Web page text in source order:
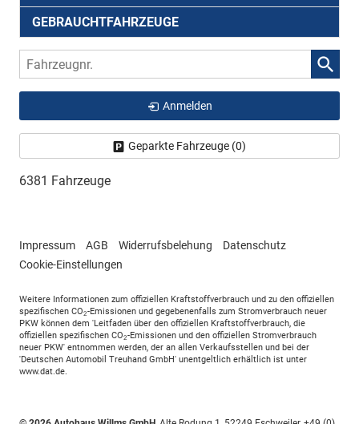
GEBRAUCHTFAHRZEUGE
Fahrzeugnr.
Anmelden
Geparkte Fahrzeuge (0)
6381 Fahrzeuge
Impressum AGB Widerrufsbelehung
Datenschutz
Cookie-Einstellungen
Weitere Informationen zum offiziellen Kraftstoffverbrauch und zu den offiziellen
spezifischen CO2-Emissionen und gegebenenfalls zum Stromverbrauch neuer
PKW können dem 'Leitfaden über den offiziellen Kraftstoffverbrauch, die
offiziellen spezifischen CO2-Emissionen und den offiziellen Stromverbrauch
neuer PKW' entnommen werden, der an allen Verkaufsstellen und bei der
'Deutschen Automobil Treuhand GmbH' unentgeltlich erhältlich ist unter
www.dat.de.